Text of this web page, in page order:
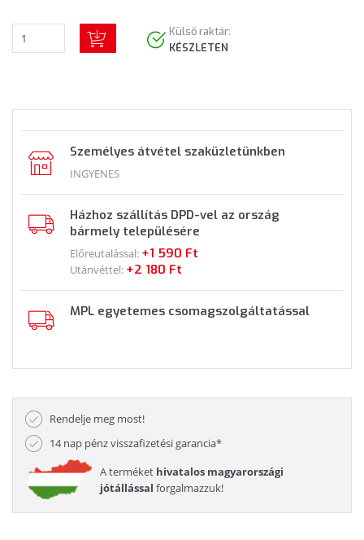
Külső raktár:
KÉSZLETEN
Személyes átvétel szaküzletünkben
INGYENES
Házhoz szállítás DPD-vel az ország
bármely településére
Előreutalással: +1 590 Ft
Utánvéttel: +2 180 Ft
MPL egyetemes csomagszolgáltatással
Rendelje meg most!
14 nap pénz visszafizetési garancia*
A terméket hivatalos magyarországi
jótállással forgalmazzuk!